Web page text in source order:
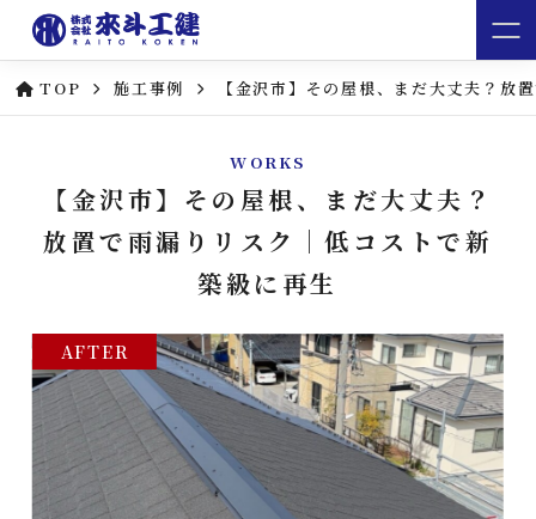
TOP 施工事例 【金沢市】その屋根、まだ大丈夫？放
WORKS
【金沢市】その屋根、まだ大丈夫？
放置で雨漏りリスク｜低コストで新
築級に再生